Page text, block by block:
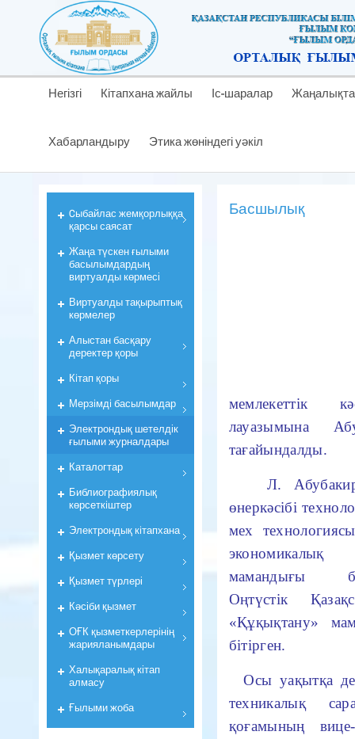
Негізгі Кітапхана жайлы Іс-шаралар
Хабарландыру Этика жөніндегі уәкіл
Басшылық
мемлекеттік
лауазымына
тағайындалды.
Л.
өнеркәсібі
мех
экономикалық
мамандығы
Оңтүстік
«Құқықтану»
бітірген.
Осы уақытқа
техникалық
қоғамының
Cыбайлас жемқорлыққа
қарсы саясат
Жаңа түскен ғылыми
басылымдардың
виртуалды көрмесі
Виртуалды тақырыптық
көрмелер
Алыстан басқару
деректер қоры
Кiтап қоры
Мерзiмдi басылымдар
Электрондық шетелдік
ғылыми журналдары
Каталогтар
Библиографиялық
көрсеткiштер
Электрондық кiтапхана
Қызмет көрсету
Қызмет түрлері
Кәсіби қызмет
ОҒК қызметкерлерiнiң
жарияланымдары
Халықаралық кітап
алмасу
Ғылыми жоба